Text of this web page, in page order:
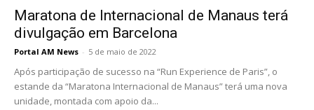
Maratona de Internacional de Manaus terá
divulgação em Barcelona
Portal AM News - 5 de maio de 2022
Após participação de sucesso na “Run Experience de Paris”, o
estande da “Maratona Internacional de Manaus” terá uma nova
unidade, montada com apoio da...